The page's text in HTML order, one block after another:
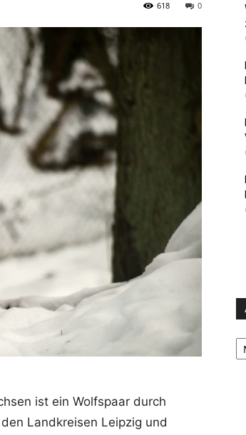
0
618
ist ein Wolfspaar durch
Landkreisen Leipzig und